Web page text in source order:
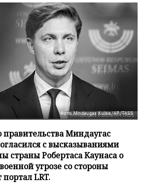
Фото: Mindaugas Kulbis/AP/TASS
правительства Миндаугас
с высказываниями
страны Робертаса Каунаса о
угрозе со стороны
LRT.